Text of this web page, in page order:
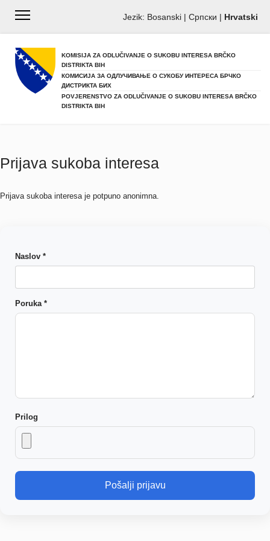
Jezik: Bosanski| Српски | Hrvatski
KOMISIJA ZA ODLUČIVANJE O SUKOBU INTERESA BRČKO
DISTRIKTA BIH
КОМИСИЈА ЗА ОДЛУЧИВАЊЕ О СУКОБУ ИНТЕРЕСА БРЧКО
ДИСТРИКТА БИХ
POVJERENSTVO ZA ODLUČIVANJE O SUKOBU INTERESA BRČKO
DISTRIKTA BIH
Prijava sukoba interesa
Prijava sukoba interesa je potpuno anonimna.
Naslov *
Poruka *
Prilog
Pošalji prijavu